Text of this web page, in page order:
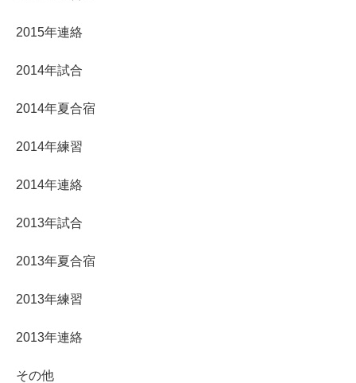
2015年連絡
2014年試合
2014年夏合宿
2014年練習
2014年連絡
2013年試合
2013年夏合宿
2013年練習
2013年連絡
その他